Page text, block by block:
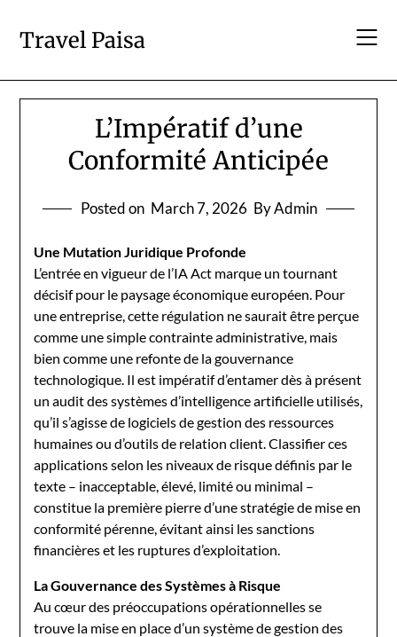
content
Travel Paisa
L’Impératif d’une
Conformité Anticipée
Posted on March 7, 2026 By Admin
Une Mutation Juridique Profonde
L’entrée en vigueur de l’IA Act marque un tournant
décisif pour le paysage économique européen. Pour
une entreprise, cette régulation ne saurait être perçue
comme une simple contrainte administrative, mais
bien comme une refonte de la gouvernance
technologique. Il est impératif d’entamer dès à présent
un audit des systèmes d’intelligence artificielle utilisés,
qu’il s’agisse de logiciels de gestion des ressources
humaines ou d’outils de relation client. Classifier ces
applications selon les niveaux de risque définis par le
texte – inacceptable, élevé, limité ou minimal –
constitue la première pierre d’une stratégie de mise en
conformité pérenne, évitant ainsi les sanctions
financières et les ruptures d’exploitation.
La Gouvernance des Systèmes à Risque
Au cœur des préoccupations opérationnelles se
trouve la mise en place d’un système de gestion des